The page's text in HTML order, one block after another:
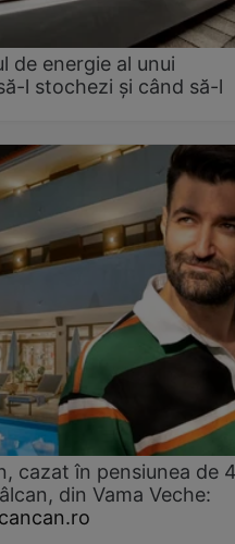
de energie al unui
l stochezi și când să-l
cazat în pensiunea de
din Vama Veche: